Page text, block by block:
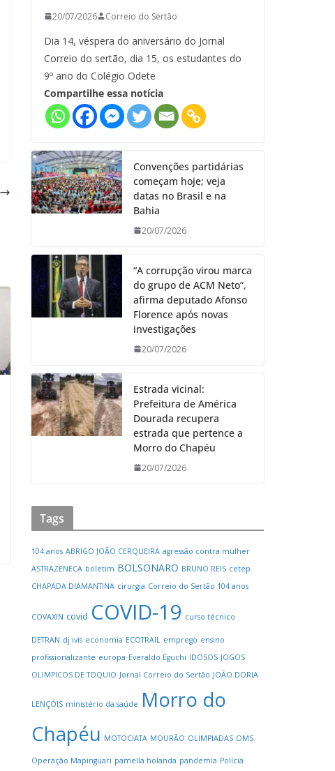
20/07/2026 Correio do Sertão
Dia 14, véspera do aniversário do Jornal
Correio do sertão, dia 15, os estudantes do
9º ano do Colégio Odete
Compartilhe essa notícia
Convenções partidárias
começam hoje; veja
datas no Brasil e na
Bahia
20/07/2026
“A corrupção virou marca
do grupo de ACM Neto”,
afirma deputado Afonso
Florence após novas
investigações
20/07/2026
Estrada vicinal:
Prefeitura de América
Dourada recupera
estrada que pertence a
Morro do Chapéu
20/07/2026
Tags
104 anos ABRIGO JOÃO CERQUEIRA agressão contra mulher
ASTRAZENECA boletim BOLSONARO BRUNO REIS cetep
CHAPADA DIAMANTINA cirurgia Correio do Sertão 104 anos
COVAXIN covid COVID-19 curso técnico
DETRAN dj ivis economia ECOTRAIL emprego ensino
profissionalizante europa Everaldo Eguchi IDOSOS JOGOS
OLIMPICOS DE TOQUIO Jornal Correio do Sertão JOÃO DORIA
LENÇÓIS ministério da saúde Morro do
Chapéu MOTOCIATA MOURÃO OLIMPIADAS OMS
Operação Mapinguari pamella holanda pandemia Polícia